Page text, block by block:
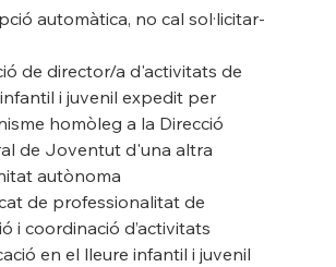
automàtica, no cal sol·licitar-
de director/a d'activitats de
i juvenil expedit per
homòleg a la Direcció
de Joventut d'una altra
autònoma
de professionalitat de
i coordinació d’activitats
en el lleure infantil i juvenil